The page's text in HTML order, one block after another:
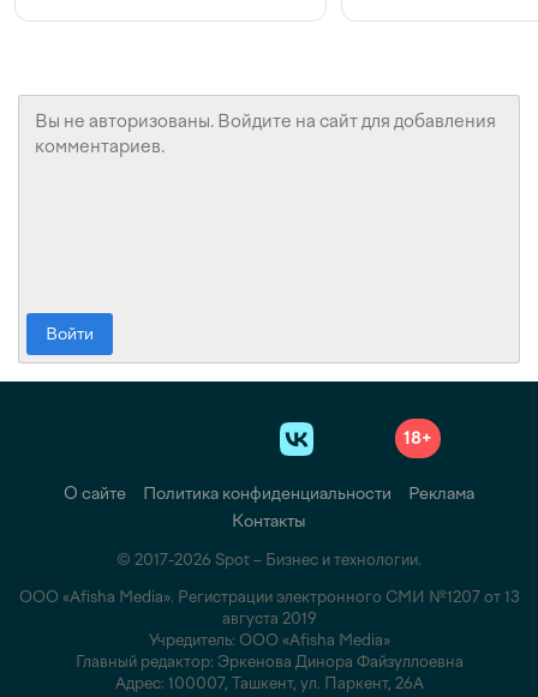
Войти
18+
О сайте Политика конфиденциальности
Реклама
Контакты
© 2017-2026 Spot – Бизнес и технологии.
ООО «Afisha Media». Регистрации электронного СМИ №1207 от 13
августа 2019
Учредитель: ООО «Afisha Media»
Главный редактор: Эркенова Динора Файзуллоевна
Адрес: 100007, Ташкент, ул. Паркент, 26А